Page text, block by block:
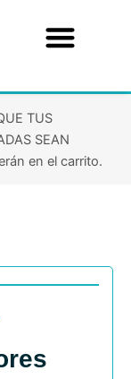
TUS
SEAN
en el carrito.